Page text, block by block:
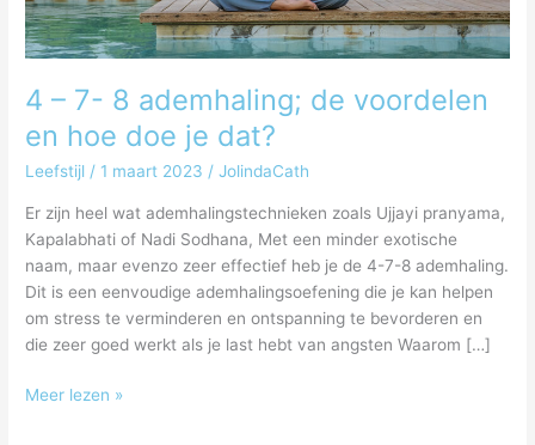
4 – 7- 8 ademhaling; de voordelen
en hoe doe je dat?
Leefstijl / 1 maart 2023 /JolindaCath
Er zijn heel wat ademhalingstechnieken zoals Ujjayi pranyama,
Kapalabhati of Nadi Sodhana, Met een minder exotische
naam, maar evenzo zeer effectief heb je de 4-7-8 ademhaling.
Dit is een eenvoudige ademhalingsoefening die je kan helpen
om stress te verminderen en ontspanning te bevorderen en
die zeer goed werkt als je last hebt van angsten Waarom […]
hoe
doe
dat?
Meer lezen »